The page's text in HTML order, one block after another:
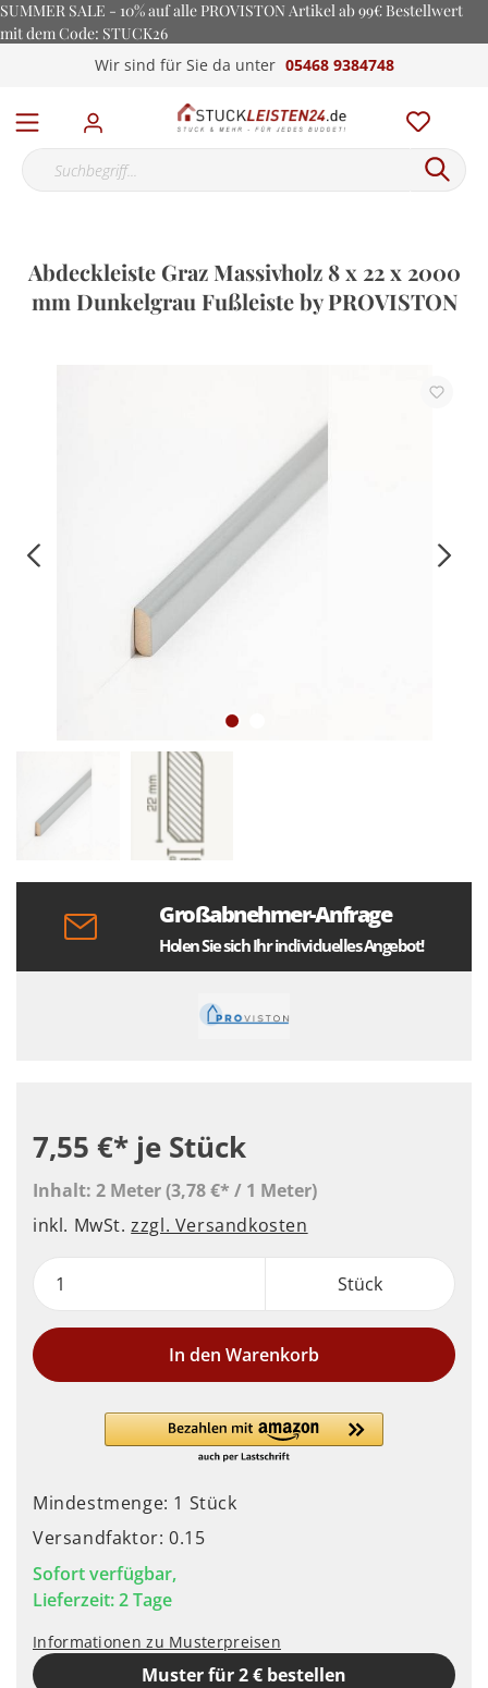
SUMMER SALE - 10% auf alle PROVISTON Artikel ab 99€ Bestellwert
mit dem Code: STUCK26
Wir sind für Sie da unter 05468 9384748
Abdeckleiste Graz Massivholz 8 x 22 x 2000
mm Dunkelgrau Fußleiste by PROVISTON
Großabnehmer-Anfrage
Holen Sie sich Ihr individuelles Angebot!
7,55 €* je Stück
Inhalt: 2 Meter(3,78 €* / 1 Meter)
inkl. MwSt.zzgl. Versandkosten
Stück
In den Warenkorb
Mindestmenge: 1 Stück
Versandfaktor: 0.15
Sofort verfügbar,
Lieferzeit: 2 Tage
Informationen zu Musterpreisen
Muster für 2 € bestellen